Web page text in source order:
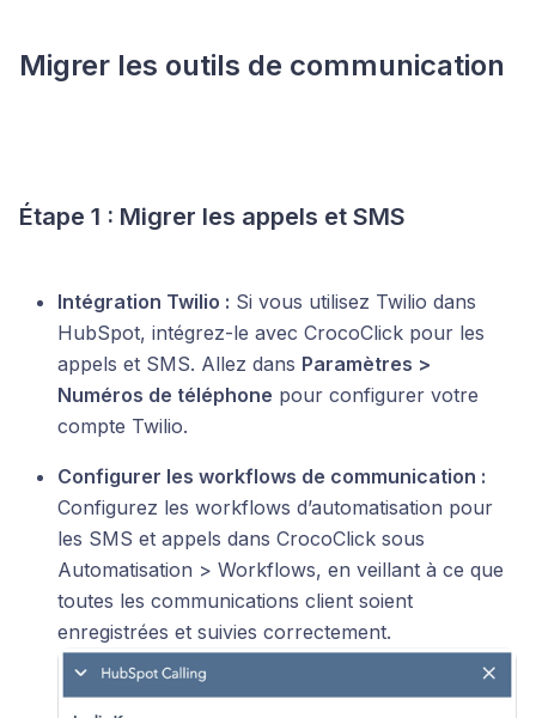
Migrer les outils de communication
Étape 1 : Migrer les appels et SMS
Intégration Twilio : Si vous utilisez Twilio dans
HubSpot, intégrez-le avec CrocoClick pour les
appels et SMS. Allez dans Paramètres >
Numéros de téléphone pour configurer votre
compte Twilio.
Configurer les workflows de communication :
Configurez les workflows d’automatisation pour
les SMS et appels dans CrocoClick sous
Automatisation > Workflows, en veillant à ce que
toutes les communications client soient
enregistrées et suivies correctement.